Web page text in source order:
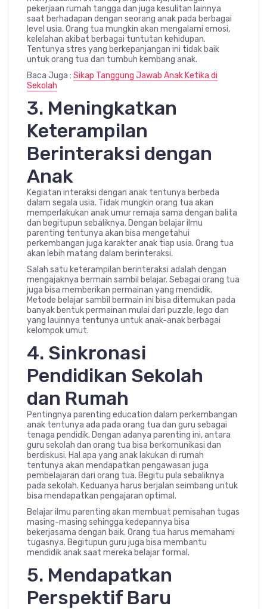
pekerjaan rumah tangga dan juga kesulitan lainnya
saat berhadapan dengan seorang anak pada berbagai
level usia. Orang tua mungkin akan mengalami emosi,
kelelahan akibat berbagai tuntutan kehidupan.
Tentunya stres yang berkepanjangan ini tidak baik
untuk orang tua dan tumbuh kembang anak.
Baca Juga : Sikap Tanggung Jawab Anak Ketika di
Sekolah
3. Meningkatkan
Keterampilan
Berinteraksi dengan
Anak
Kegiatan interaksi dengan anak tentunya berbeda
dalam segala usia. Tidak mungkin orang tua akan
memperlakukan anak umur remaja sama dengan balita
dan begitupun sebaliknya. Dengan belajar ilmu
parenting tentunya akan bisa mengetahui
perkembangan juga karakter anak tiap usia. Orang tua
akan lebih matang dalam berinteraksi.
Salah satu keterampilan berinteraksi adalah dengan
mengajaknya bermain sambil belajar. Sebagai orang tua
juga bisa memberikan permainan yang mendidik.
Metode belajar sambil bermain ini bisa ditemukan pada
banyak bentuk permainan mulai dari puzzle, lego dan
yang lauinnya tentunya untuk anak-anak berbagai
kelompok umut.
4. Sinkronasi
Pendidikan Sekolah
dan Rumah
Pentingnya parenting education dalam perkembangan
anak tentunya ada pada orang tua dan guru sebagai
tenaga pendidik. Dengan adanya parenting ini, antara
guru sekolah dan orang tua bisa berkomunikasi dan
berdiskusi. Hal apa yang anak lakukan di rumah
tentunya akan mendapatkan pengawasan juga
pembelajaran dari orang tua. Begitu pula sebaliknya
pada sekolah. Keduanya harus berjalan seimbang untuk
bisa mendapatkan pengajaran optimal.
Belajar ilmu parenting akan membuat pemisahan tugas
masing-masing sehingga kedepannya bisa
bekerjasama dengan baik. Orang tua harus memahami
tugasnya. Begitupun guru juga bisa membantu
mendidik anak saat mereka belajar formal.
5. Mendapatkan
Perspektif Baru